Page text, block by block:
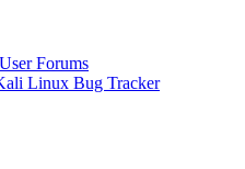
Forums
Linux Bug Tracker